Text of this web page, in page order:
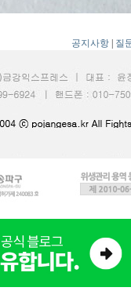
공지사항 | 질